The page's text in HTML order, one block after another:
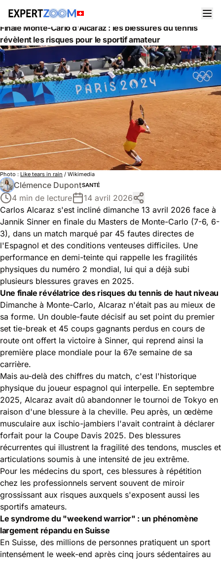
Actualités
Santé
Finale Monte-Carlo d'Alcaraz : les blessures du tennis
révèlent les risques pour le sportif amateur
Photo : Like tears in rain / Wikimedia
Clémence DupontSANTÉ
4 min de lecture
14 avril 2026
Carlos Alcaraz s'est incliné dimanche 13 avril 2026 face à
Jannik Sinner en finale du Masters de Monte-Carlo (7-6, 6-
3), dans un match marqué par 45 fautes directes de
l'Espagnol et des conditions venteuses difficiles. Une
performance en demi-teinte qui rappelle les fragilités
physiques du numéro 2 mondial, lui qui a déjà subi
plusieurs blessures graves en 2025.
Une finale révélatrice des risques du tennis de haut niveau
Dimanche à Monte-Carlo, Alcaraz n'était pas au mieux de
sa forme. Un double-faute décisif au set point du premier
set tie-break et 45 coups gagnants perdus en cours de
route ont offert la victoire à Sinner, qui reprend ainsi la
première place mondiale pour la 67e semaine de sa
carrière.
Mais au-delà des chiffres du match, c'est l'historique
physique du joueur espagnol qui interpelle. En septembre
2025, Alcaraz avait dû abandonner le tournoi de Tokyo en
raison d'une blessure à la cheville. Peu après, un œdème
musculaire aux ischio-jambiers l'avait contraint à déclarer
forfait pour la Coupe Davis 2025. Des blessures
récurrentes qui illustrent la fragilité des tendons, muscles et
articulations soumis à une intensité de jeu extrême.
Pour les médecins du sport, ces blessures à répétition
chez les professionnels servent souvent de miroir
grossissant aux risques auxquels s'exposent aussi les
sportifs amateurs.
Le syndrome du "weekend warrior" : un phénomène
largement répandu en Suisse
En Suisse, des millions de personnes pratiquent un sport
intensément le week-end après cinq jours sédentaires au